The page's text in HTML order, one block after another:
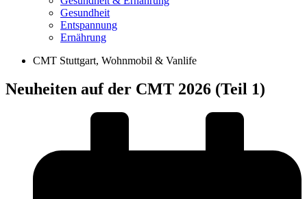
Gesundheit
Entspannung
Ernährung
CMT Stuttgart, Wohnmobil & Vanlife
Neuheiten auf der CMT 2026 (Teil 1)